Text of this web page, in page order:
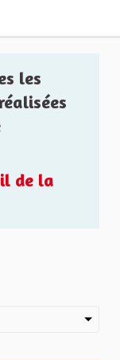
les
de la